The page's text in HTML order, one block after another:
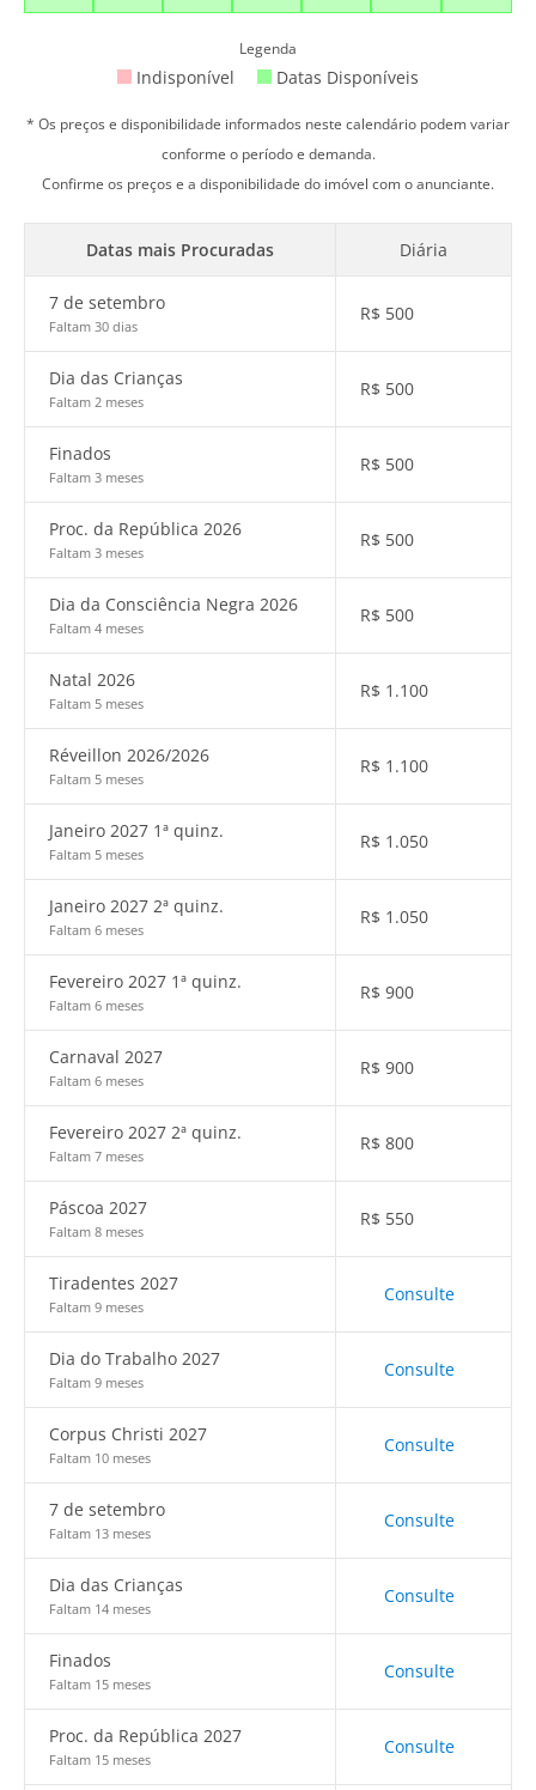
Legenda
Indisponível Datas Disponíveis
* Os preços e disponibilidade informados neste calendário podem variar
conforme o período e demanda.
Confirme os preços e a disponibilidade do imóvel com o anunciante.
Datas mais Procuradas Diária
7 de setembro
Faltam 30 dias
R$ 500
Dia das Crianças
Faltam 2 meses
R$ 500
Finados
Faltam 3 meses
R$ 500
Proc. da República 2026
Faltam 3 meses
R$ 500
Dia da Consciência Negra 2026
Faltam 4 meses
R$ 500
Natal 2026
Faltam 5 meses
R$ 1.100
Réveillon 2026/2026
Faltam 5 meses
R$ 1.100
Janeiro 2027 1ª quinz.
Faltam 5 meses
R$ 1.050
Janeiro 2027 2ª quinz.
Faltam 6 meses
R$ 1.050
Fevereiro 2027 1ª quinz.
Faltam 6 meses
R$ 900
Carnaval 2027
Faltam 6 meses
R$ 900
Fevereiro 2027 2ª quinz.
Faltam 7 meses
R$ 800
Páscoa 2027
Faltam 8 meses
R$ 550
Tiradentes 2027
Faltam 9 meses
Consulte
Dia do Trabalho 2027
Faltam 9 meses
Consulte
Corpus Christi 2027
Faltam 10 meses
Consulte
7 de setembro
Faltam 13 meses
Consulte
Dia das Crianças
Faltam 14 meses
Consulte
Finados
Faltam 15 meses
Consulte
Proc. da República 2027
Faltam 15 meses
Consulte